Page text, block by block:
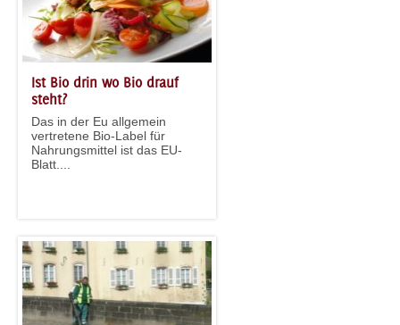
Ist Bio drin wo Bio drauf
steht?
Das in der Eu allgemein
vertretene Bio-Label für
Nahrungsmittel ist das EU-
Blatt....